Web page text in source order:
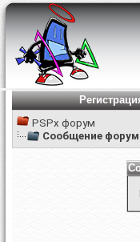
PSPx форум
Сообщение